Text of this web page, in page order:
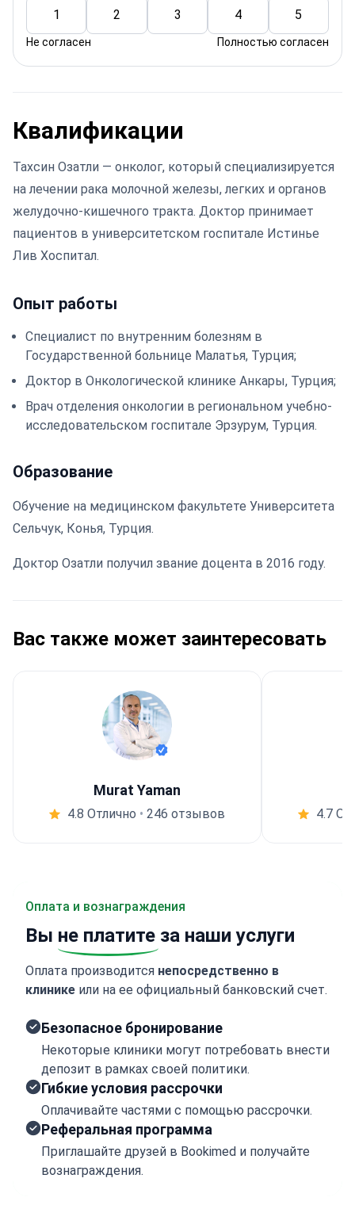
1 2 3 4 5
Не согласен Полностью согласен
Квалификации
Тахсин Озатли — онколог, который специализируется
на лечении рака молочной железы, легких и органов
желудочно-кишечного тракта. Доктор принимает
пациентов в университетском госпитале Истинье
Лив Хоспитал.
Опыт работы
Специалист по внутренним болезням в
Государственной больнице Малатья, Турция;
Доктор в Онкологической клинике Анкары, Турция;
Врач отделения онкологии в региональном учебно-
исследовательском госпитале Эрзурум, Турция.
Образование
Обучение на медицинском факультете Университета
Сельчук, Конья, Турция.
Доктор Озатли получил звание доцента в 2016 году.
Вас также может заинтересовать
Murat Yaman
4.8 Отлично • 246 отзывов 4.7
Оплата и вознаграждения
Вы не платите за наши услуги
Оплата производится непосредственно в
клинике или на ее официальный банковский счет.
Безопасное бронирование
Некоторые клиники могут потребовать внести
депозит в рамках своей политики.
Гибкие условия рассрочки
Оплачивайте частями с помощью рассрочки.
Реферальная программа
Приглашайте друзей в Bookimed и получайте
вознаграждения.